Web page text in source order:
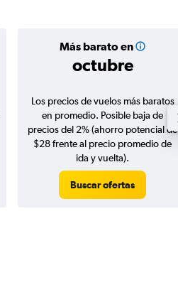
Más barato en
octubre
Los precios de vuelos más baratos
en promedio. Posible baja de
precios del 2% (ahorro potencial de
$28 frente al precio promedio de
ida y vuelta).
Buscar ofertas